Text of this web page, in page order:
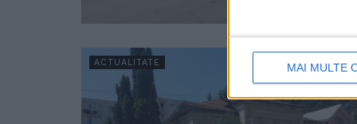
MAI MULTE
ACTUALITATE